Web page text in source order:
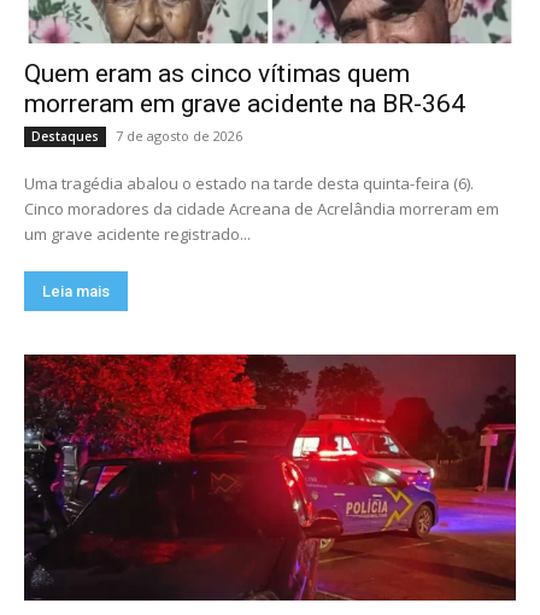
Quem eram as cinco vítimas quem
morreram em grave acidente na BR-364
Destaques 7 de agosto de 2026
Uma tragédia abalou o estado na tarde desta quinta-feira (6).
Cinco moradores da cidade Acreana de Acrelândia morreram em
um grave acidente registrado...
Leia mais